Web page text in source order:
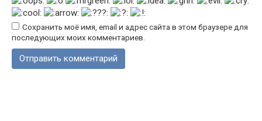
Сохранить моё имя, email и адрес сайта в этом браузере для
последующих моих комментариев.